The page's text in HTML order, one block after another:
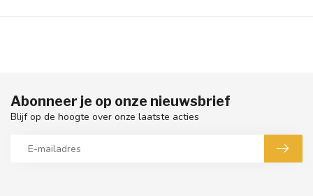
Abonneer je op onze nieuwsbrief
Blijf op de hoogte over onze laatste acties